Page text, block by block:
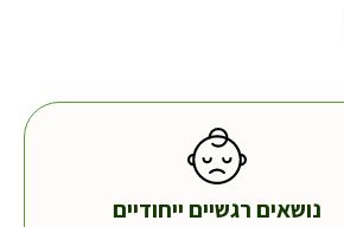
נושאים רגשיים ייחודיים